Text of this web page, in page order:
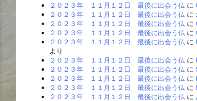
２０２３年 １１月１２日 最後に出会う仏 に
２０２３年 １１月１２日 最後に出会う仏 に
２０２３年 １１月１２日 最後に出会う仏 に
２０２３年 １１月１２日 最後に出会う仏 に
２０２３年 １１月１２日 最後に出会う仏 に
より
２０２３年 １１月１２日 最後に出会う仏 に
２０２３年 １１月１２日 最後に出会う仏 に
２０２３年 １１月１２日 最後に出会う仏 に
２０２３年 １１月１２日 最後に出会う仏 に
２０２３年 １１月１２日 最後に出会う仏 に